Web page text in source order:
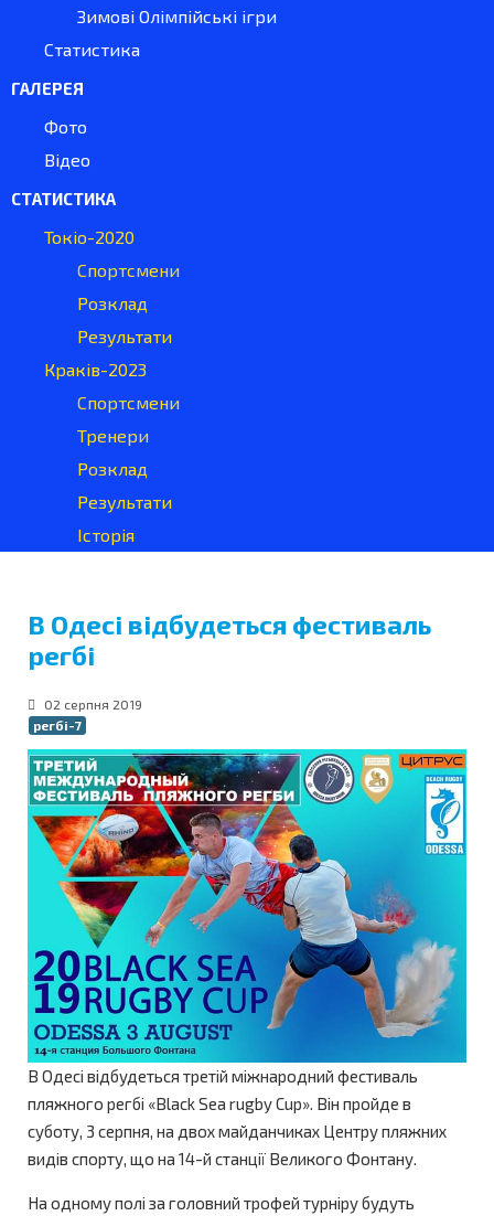
Зимові Олімпійські ігри
Статистика
ГАЛЕРЕЯ
Фото
Відео
СТАТИСТИКА
Токіо-2020
Спортсмени
Розклад
Результати
Краків-2023
Спортсмени
Тренери
Розклад
Результати
Історія
В Одесі відбудеться фестиваль
регбі
02 серпня 2019
регбі-7
В Одесі відбудеться третій міжнародний фестиваль
пляжного регбі «Black Sea rugby Cup». Він пройде в
суботу, 3 серпня, на двох майданчиках Центру пляжних
видів спорту, що на 14-й станції Великого Фонтану.
На одному полі за головний трофей турніру будуть